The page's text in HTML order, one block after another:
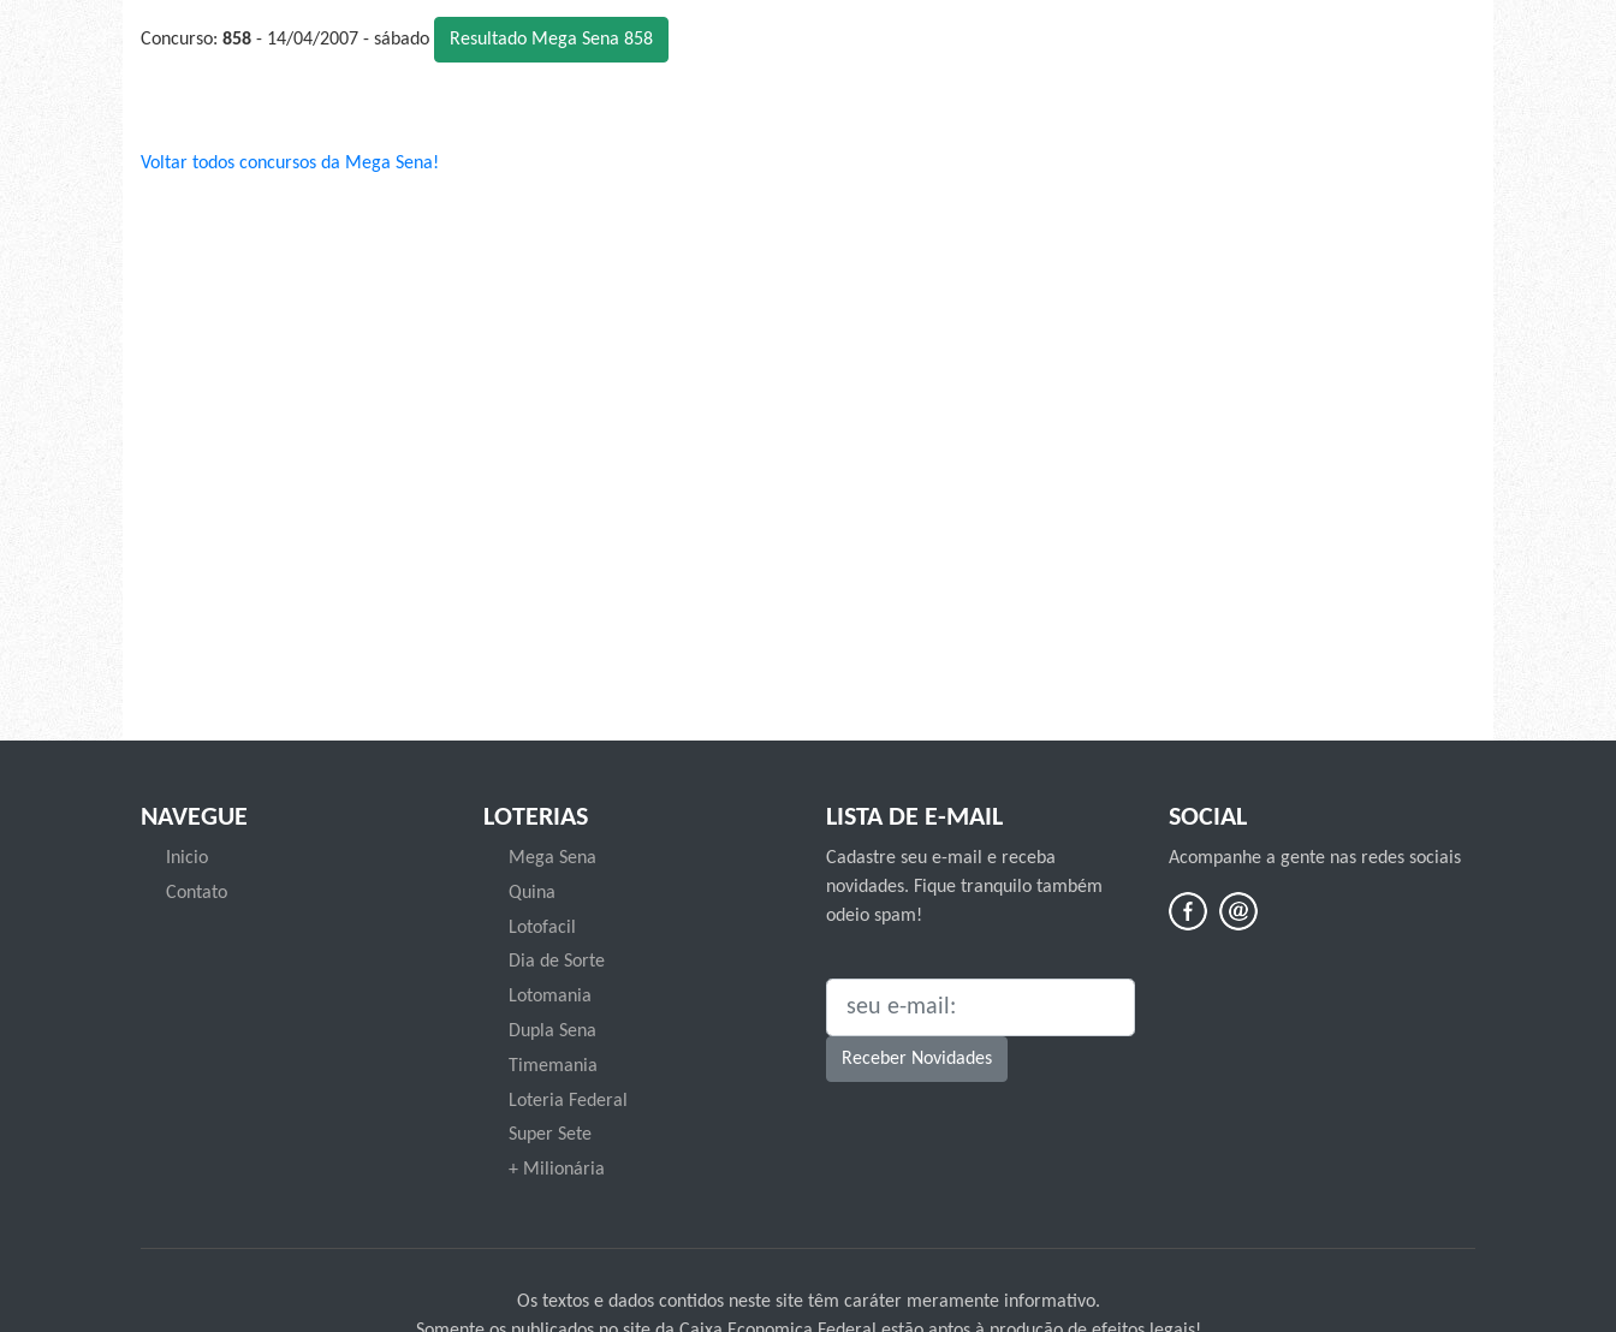
Concurso: 858 - 14/04/2007 - sábado Resultado Mega Sena 858
Voltar todos concursos da Mega Sena!
NAVEGUE
Inicio
Contato
LOTERIAS
Mega Sena
Quina
Lotofacil
Dia de Sorte
Lotomania
Dupla Sena
Timemania
Loteria Federal
Super Sete
+ Milionária
LISTA DE E-MAIL
Cadastre seu e-mail e receba
novidades. Fique tranquilo também
odeio spam!
SEU E-MAIL:
Receber Novidades
SOCIAL
Acompanhe a gente nas redes sociais
Os textos e dados contidos neste site têm caráter meramente informativo.